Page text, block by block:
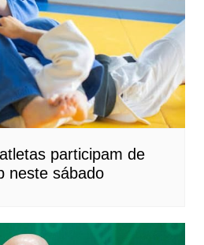
participam de
neste sábado